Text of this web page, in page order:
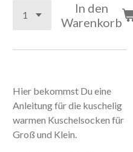
In den
Warenkorb
Hier bekommst Du eine
Anleitung für die kuschelig
warmen Kuschelsocken für
Groß und Klein.